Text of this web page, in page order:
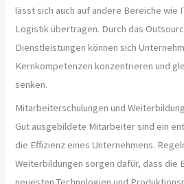
lässt sich auch auf andere Bereiche wie
Logistik übertragen. Durch das
Dienstleistungen können sich
Kernkompetenzen konzentrieren und
senken.
Mitarbeiterschulungen und Weiterbildung
Gut ausgebildete Mitarbeiter sind ein
die Effizienz eines Unternehmens.
Weiterbildungen sorgen dafür, dass die